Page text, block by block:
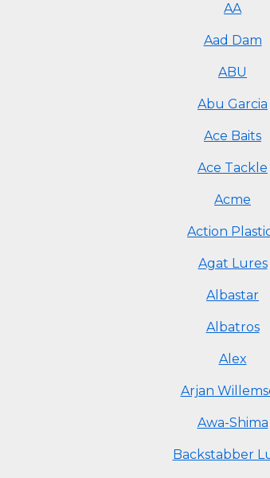
AA
Aad Dam
ABU
Abu Garcia
Ace Baits
Ace Tackle
Acme
Action
Agat Lures
Albastar
Albatros
Alex
Arjan
Awa-Shima
Backstabber